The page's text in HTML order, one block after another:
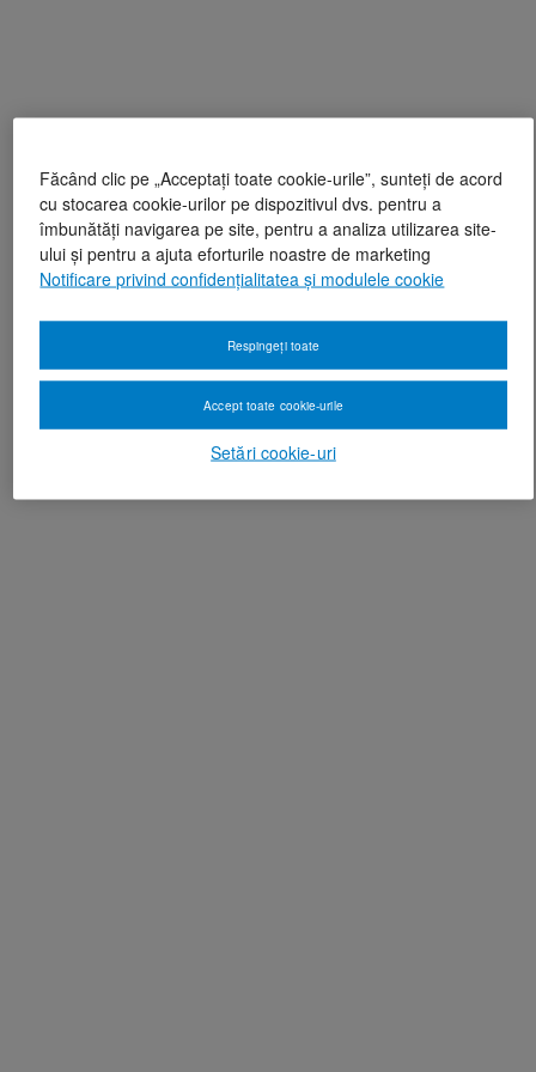
Făcând clic pe „Acceptați toate cookie-urile”, sunteți de acord
cu stocarea cookie-urilor pe dispozitivul dvs. pentru a
îmbunătăți navigarea pe site, pentru a analiza utilizarea site-
ului și pentru a ajuta eforturile noastre de marketing
Notificare privind confidențialitatea și modulele cookie
Setări cookie-uri
Respingeți toate
Accept toate cookie-urile